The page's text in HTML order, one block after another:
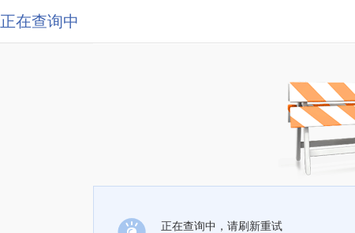
正在查询中
正在查询中，请刷新重试